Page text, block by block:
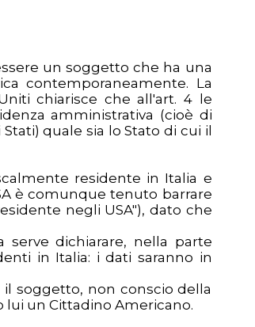
un soggetto che ha una
contemporaneamente. La
chiarisce che all'art. 4 le
amministrativa (cioè di
quale sia lo Stato di cui il
residente in Italia e
è comunque tenuto barrare
negli USA"), dato che
dichiarare, nella parte
in Italia: i dati saranno in
soggetto, non conscio della
lui un Cittadino Americano.